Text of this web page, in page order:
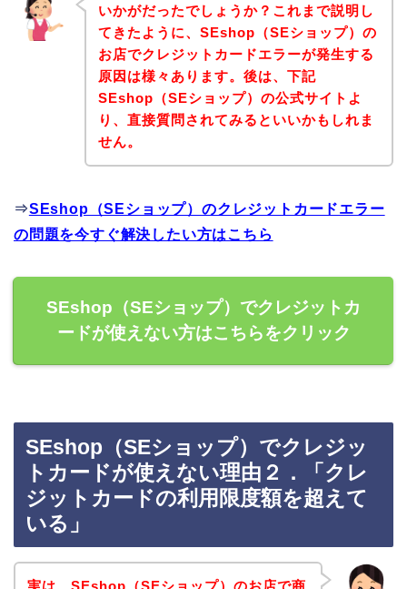
いかがだったでしょうか？これまで説明し
てきたように、SEshop（SEショップ）の
お店でクレジットカードエラーが発生する
原因は様々あります。後は、下記
SEshop（SEショップ）の公式サイトよ
り、直接質問されてみるといいかもしれま
せん。
⇒SEshop（SEショップ）のクレジットカードエラー
の問題を今すぐ解決したい方はこちら
SEshop（SEショップ）でクレジットカ
ードが使えない方はこちらをクリック
SEshop（SEショップ）でクレジッ
トカードが使えない理由２．「クレ
ジットカードの利用限度額を超えて
いる」
実は、SEshop（SEショップ）のお店で商